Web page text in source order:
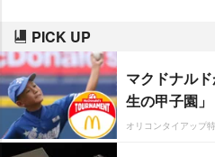
PICK UP
マクドナル
生の甲子園」
オリコンタイアップ